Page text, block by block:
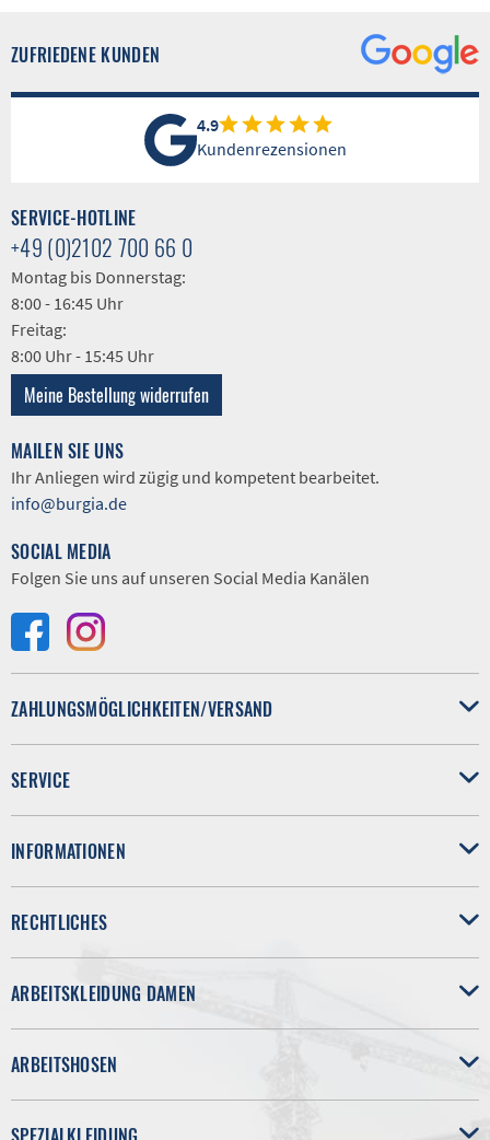
ZUFRIEDENE KUNDEN
4.9
Kundenrezensionen
SERVICE-HOTLINE
+49 (0)2102 700 66 0
Montag bis Donnerstag:
8:00 - 16:45 Uhr
Freitag:
8:00 Uhr - 15:45 Uhr
Meine Bestellung widerrufen
MAILEN SIE UNS
Ihr Anliegen wird zügig und kompetent bearbeitet.
info@burgia.de
SOCIAL MEDIA
Folgen Sie uns auf unseren Social Media Kanälen
ZAHLUNGSMÖGLICHKEITEN/VERSAND
SERVICE
INFORMATIONEN
RECHTLICHES
ARBEITSKLEIDUNG DAMEN
ARBEITSHOSEN